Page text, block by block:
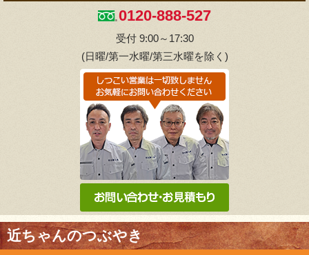
0120-888-527
受付 9:00～17:30
(日曜/第一水曜/第三水曜を除く)
近ちゃんのつぶやき